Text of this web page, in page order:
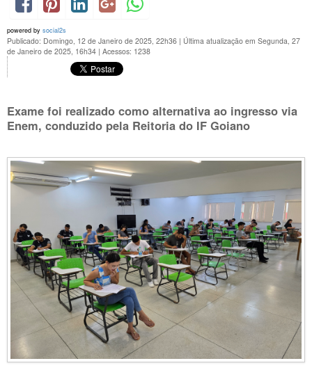
powered by social2s
Publicado: Domingo, 12 de Janeiro de 2025, 22h36 | Última atualização em Segunda, 27
de Janeiro de 2025, 16h34 | Acessos: 1238
Exame foi realizado como alternativa ao ingresso via
Enem, conduzido pela Reitoria do IF Goiano